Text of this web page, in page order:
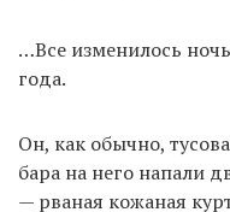
…Все изменилось
года.
Он, как обычно,
бара на него напали
— рваная кожаная